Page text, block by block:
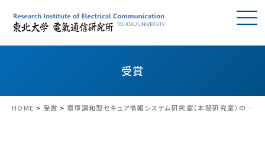
受賞
HOME > 受賞 > 環境調和型セキュア情報システム研究室（本間研究室）の伊東燦助教が情報処理学会東北支部野口研究奨励賞を受賞